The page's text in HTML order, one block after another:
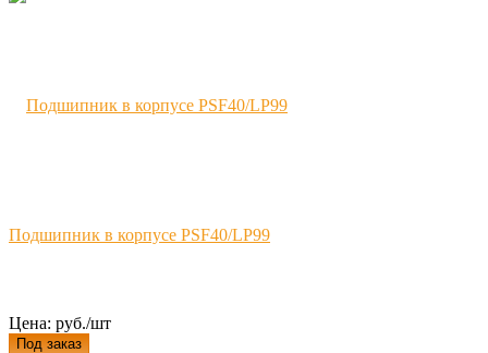
Подшипник в корпусе PSF40/LP99
Цена: руб./шт
Под заказ